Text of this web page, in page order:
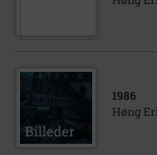
1986
Høng